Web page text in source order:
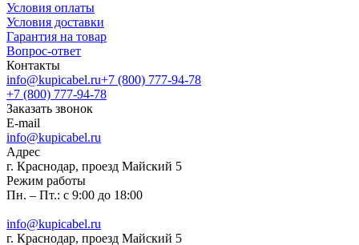
Условия оплаты
Условия доставки
Гарантия на товар
Вопрос-ответ
Контакты
info@kupicabel.ru+7 (800) 777-94-78
+7 (800) 777-94-78
Заказать звонок
E-mail
info@kupicabel.ru
Адрес
г. Краснодар, проезд Майский 5
Режим работы
Пн. – Пт.: с 9:00 до 18:00
info@kupicabel.ru
г. Краснодар, проезд Майский 5